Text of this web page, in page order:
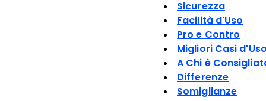
Sicurezza
Facilità d'Uso
Pro e Contro
Migliori Casi d'Uso
A Chi è
Differenze
Somiglianze